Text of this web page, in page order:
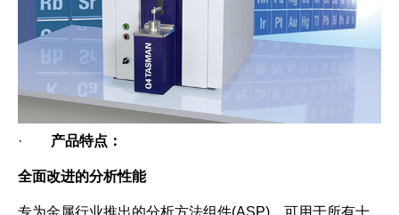
· 产品特点：
全面改进的分析性能